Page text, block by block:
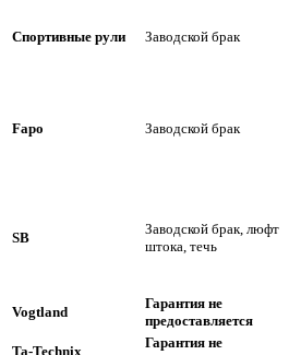
Спортивные рули Заводской брак
Fapo Заводской брак
SB
Заводской брак, люфт
штока, течь
Vogtland
Гарантия не
предоставляется
Ta-Technix
Гарантия не